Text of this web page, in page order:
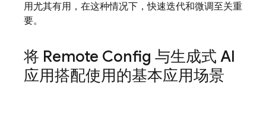
用尤其有用，在这种情况下，快速迭代和微调至关重
要。
将 Remote Config 与生成式 AI
应用搭配使用的基本应用场景